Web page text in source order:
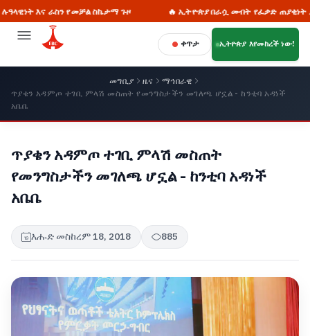
የመቻል ስኬታማ ጉዞ 🔥 ኢትዮጵያ በራሷ መብት የፈቃድ ጠያቂነት ታሪክ የላትም
ቀጥታ ኢትዮጵያ እየመከረች ነው!
መግቢያ ዜና
ማኅበራዊ
ጥያቄን አዳምጦ ተገቢ ምላሽ መስጠት የመንግስታችን መገለጫ ሆኗል - ከንቲባ አዳነች
አቤቤ
ጥያቄን አዳምጦ ተገቢ ምላሽ መስጠት
የመንግስታችን መገለጫ ሆኗል - ከንቲባ አዳነች
አቤቤ
እሑድ መስከረም 18, 2018 885